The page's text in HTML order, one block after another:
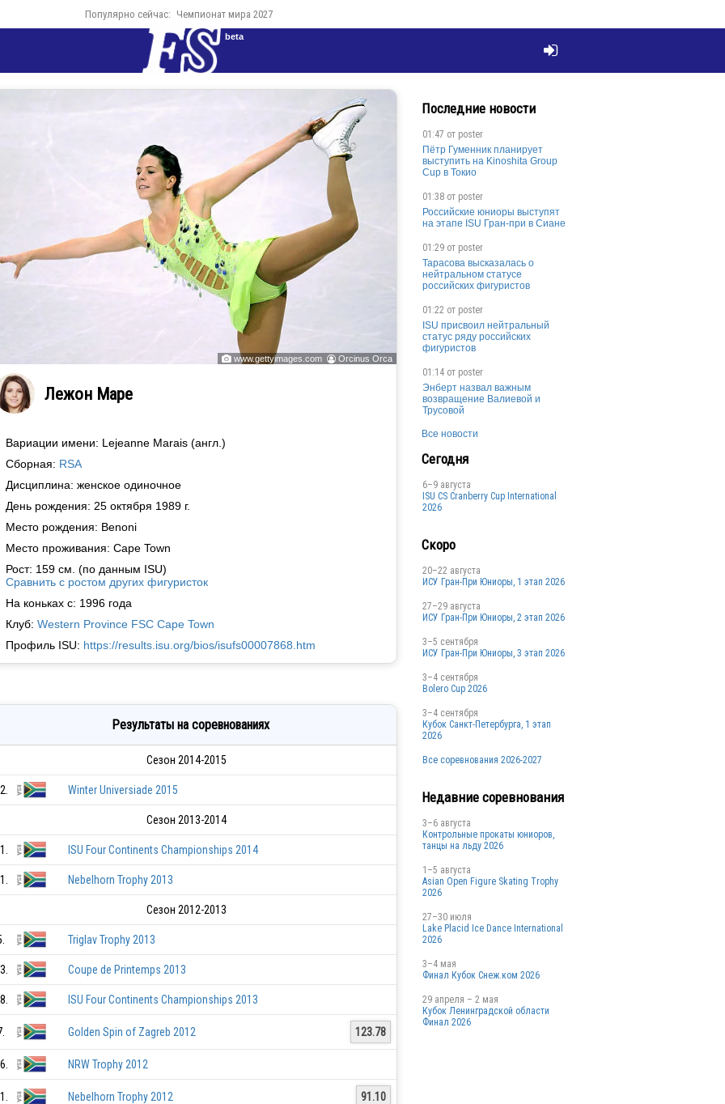
Популярно сейчас: Чемпионат мира 2027

beta
 www.gettyimages.com  Orcinus Orca
Лежон Маре
Вариации имени: Lejeanne Marais (англ.)
Сборная: RSA
Дисциплина: женское одиночное
День рождения: 25 октября 1989 г.
Место рождения: Benoni
Место проживания: Cape Town
Рост: 159 см. (по данным ISU)
Сравнить с ростом других фигуристок
На коньках с: 1996 года
Клуб: Western Province FSC Cape Town
Профиль ISU: https://results.isu.org/bios/isufs00007868.htm
Результаты на соревнованиях
Сезон 2014-2015
Winter Universiade 2015
Сезон 2013-2014
ISU Four Continents Championships 2014
Nebelhorn Trophy 2013
Сезон 2012-2013
Triglav Trophy 2013
Coupe de Printemps 2013
ISU Four Continents Championships 2013
Golden Spin of Zagreb 2012 123.78
NRW Trophy 2012
Nebelhorn Trophy 2012 91.10
Последние новости
01:47 от poster
Пётр Гуменник планирует
выступить на Kinoshita Group
Cup в Токио
01:38 от poster
Российские юниоры выступят
на этапе ISU Гран-при в Сиане
01:29 от poster
Тарасова высказалась о
нейтральном статусе
российских фигуристов
01:22 от poster
ISU присвоил нейтральный
статус ряду российских
фигуристов
01:14 от poster
Энберт назвал важным
возвращение Валиевой и
Трусовой
Все новости
Сегодня
6–9 августа
ISU CS Cranberry Cup International
2026
Скоро
20–22 августа
ИСУ Гран-При Юниоры, 1 этап 2026
27–29 августа
ИСУ Гран-При Юниоры, 2 этап 2026
3–5 сентября
ИСУ Гран-При Юниоры, 3 этап 2026
3–4 сентября
Bolero Cup 2026
3–4 сентября
Кубок Санкт-Петербурга, 1 этап
2026
Все соревнования 2026-2027
Недавние соревнования
3–6 августа
Контрольные прокаты юниоров,
танцы на льду 2026
1–5 августа
Asian Open Figure Skating Trophy
2026
27–30 июля
Lake Placid Ice Dance International
2026
3–4 мая
Финал Кубок Снеж.ком 2026
29 апреля – 2 мая
Кубок Ленинградской области
Финал 2026